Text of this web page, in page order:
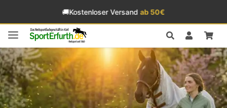
🚚Kostenloser Versandab 50€